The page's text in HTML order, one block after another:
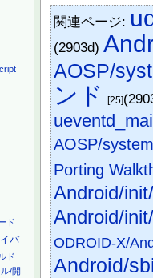
ド
バ
ド
/開
関連ページ:
(2903d)
AOSP/
ンド [25]
AOSP/
Porting
Android/
Android/
ODROID-X/
Android/